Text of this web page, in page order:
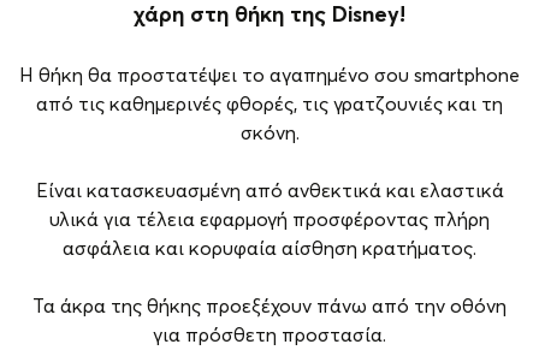
χάρη στη θήκη της Disney!
Η θήκη θα προστατέψει το αγαπημένο σου smartphone
από τις καθημερινές φθορές, τις γρατζουνιές και τη
σκόνη.
Είναι κατασκευασμένη από ανθεκτικά και ελαστικά
υλικά για τέλεια εφαρμογή προσφέροντας πλήρη
ασφάλεια και κορυφαία αίσθηση κρατήματος.
Τα άκρα της θήκης προεξέχουν πάνω από την οθόνη
για πρόσθετη προστασία.